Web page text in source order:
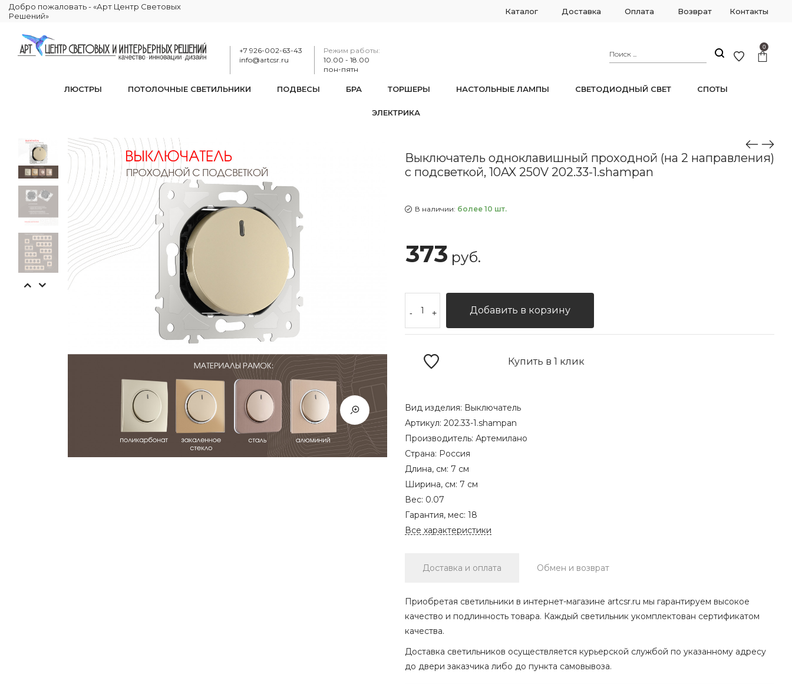
Добро пожаловать - «Арт Центр Световых
Решений»
Каталог Доставка Оплата Возврат Контакты
+7 926-002-63-43
info@artcsr.ru
Режим работы:
10.00 - 18.00
пон-пятн
0
ЛЮСТРЫ ПОТОЛОЧНЫЕ СВЕТИЛЬНИКИ ПОДВЕСЫ БРА ТОРШЕРЫ НАСТОЛЬНЫЕ ЛАМПЫ СВЕТОДИОДНЫЙ СВЕТ СПОТЫ
ЭЛЕКТРИКА
Выключатель одноклавишный проходной (на 2 направления)
с подсветкой, 10AX 250V 202.33-1.shampan
В наличии: более 10 шт.
373 руб.
- + Добавить в корзину
Купить в 1 клик
Вид изделия: Выключатель
Артикул: 202.33-1.shampan
Производитель: Артемилано
Страна: Россия
Длина, см: 7 см
Ширина, см: 7 см
Вес: 0.07
Гарантия, мес: 18
Все характеристики
Доставка и оплата Обмен и возврат
Приобретая светильники в интернет-магазине artcsr.ru мы гарантируем высокое
качество и подлинность товара. Каждый светильник укомплектован сертификатом
качества.
Доставка светильников осуществляется курьерской службой по указанному адресу
до двери заказчика либо до пункта самовывоза.